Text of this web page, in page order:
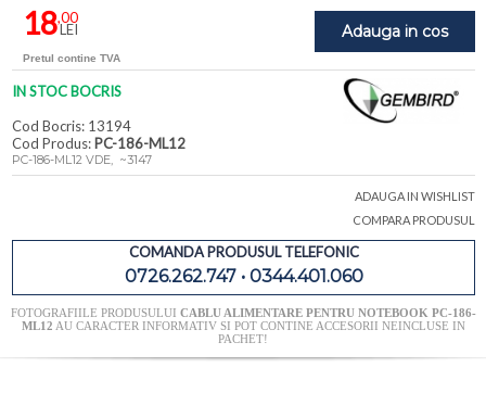
Adauga in cos
18,00
LEI
Pretul contine TVA
IN STOC BOCRIS
Cod Bocris: 13194
Cod Produs: PC-186-ML12
PC-186-ML12 VDE, ~3147
ADAUGA IN WISHLIST
COMPARA PRODUSUL
COMANDA PRODUSUL TELEFONIC
0726.262.747 • 0344.401.060
FOTOGRAFIILE PRODUSULUI CABLU ALIMENTARE PENTRU NOTEBOOK PC-186-
ML12 AU CARACTER INFORMATIV SI POT CONTINE ACCESORII NEINCLUSE IN
PACHET!